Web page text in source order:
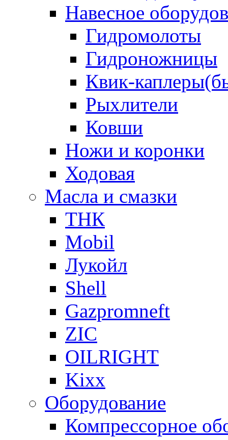
Навесное
Гидромолоты
Гидроножницы
Квик-
Рыхлители
Ковши
Ножи и коронки
Ходовая
Масла и смазки
ТНК
Mobil
Лукойл
Shell
Gazpromneft
ZIC
OILRIGHT
Kixx
Оборудование
Компрессорное